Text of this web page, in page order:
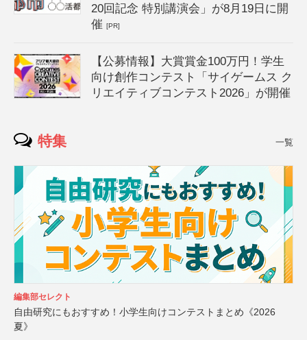
20回記念 特別講演会」が8月19日に開
催[PR]
【公募情報】大賞賞金100万円！学生
向け創作コンテスト「サイゲームス ク
リエイティブコンテスト2026」が開催
特集 一覧
編集部セレクト
自由研究にもおすすめ！小学生向けコンテストまとめ《2026
夏》